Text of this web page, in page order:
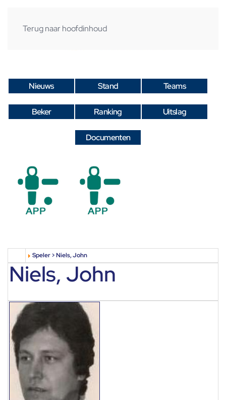
Terug naar hoofdinhoud
Nieuws Stand Teams
Beker Ranking Uitslag
Documenten
Speler > Niels, John
Niels, John